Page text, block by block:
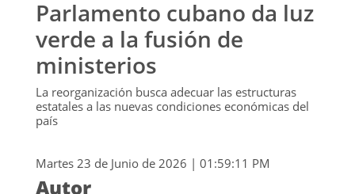
Parlamento cubano da luz
verde a la fusión de
ministerios
La reorganización busca adecuar las estructuras
estatales a las nuevas condiciones económicas del
país
Martes 23 de Junio de 2026 | 01:59:11 PM
Autor